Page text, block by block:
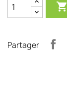

Partager